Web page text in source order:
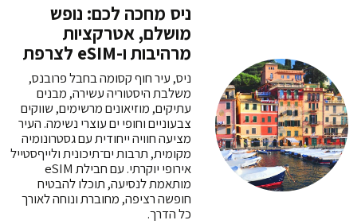
ניס מחכה לכם: נופש
מושלם, אטרקציות
מרהיבות ו-eSIM לצרפת
ניס, עיר חוף קסומה בחבל פרובנס,
משלבת היסטוריה עשירה, מבנים
עתיקים, מוזיאונים מרשימים, שווקים
צבעוניים וחופי ים עוצרי נשימה. העיר
מציעה חוויה ייחודית עם גסטרונומיה
מקומית, תרבות ים־תיכונית ולייףסטייל
אירופי יוקרתי. עם חבילת eSIM
מותאמת לנסיעה, תוכלו להבטיח
חופשה רציפה, מחוברת ונוחה לאורך
כל הדרך.